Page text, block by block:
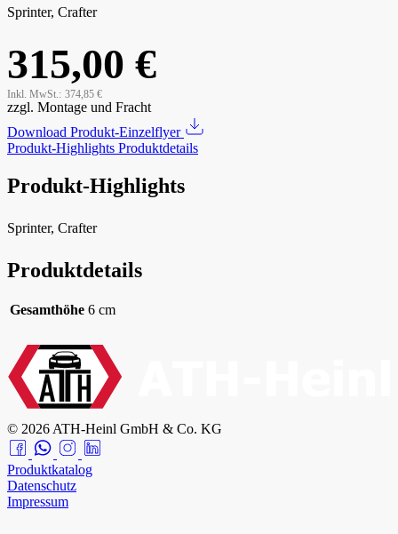
Sprinter, Crafter
315,00 €
Inkl. MwSt.: 374,85 €
zzgl. Montage und Fracht
Download Produkt-Einzelflyer
Produkt-Highlights Produktdetails
Produkt-Highlights
Sprinter, Crafter
Produktdetails
Gesamthöhe 6 cm
© 2026 ATH-Heinl GmbH & Co. KG
Produktkatalog
Datenschutz
Impressum